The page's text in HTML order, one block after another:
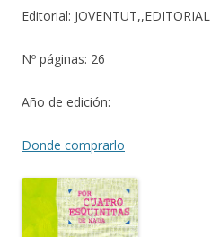
Editorial: JOVENTUT,,EDITORIAL
Nº páginas: 26
Año de edición:
Donde comprarlo